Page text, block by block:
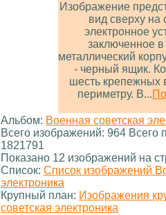
Изображение
вид сверху на
электронное
заключенное в
металлический
- черный ящик.
шесть крепежных
периметру. В...
Альбом: Военная советская
Всего изображений: 964 Всего
1821791
Показано 12 изображений на
Список: Список изображений
электроника
Крупный план: Изображения
советская электроника